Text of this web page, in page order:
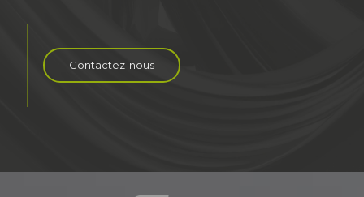
Contactez-nous